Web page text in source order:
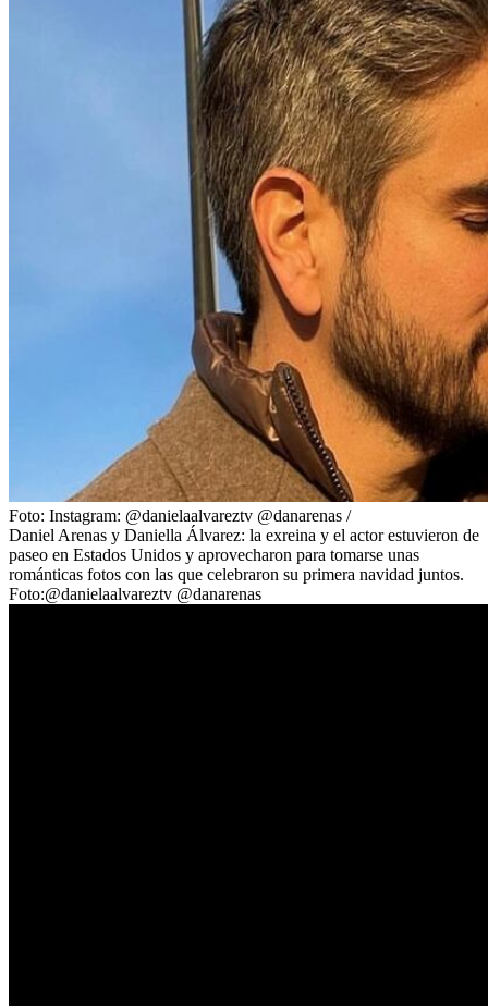
Foto: Instagram: @danielaalvareztv @danarenas /
Daniel Arenas y Daniella Álvarez: la exreina y el actor estuvieron de
paseo en Estados Unidos y aprovecharon para tomarse unas
románticas fotos con las que celebraron su primera navidad juntos.
Foto:@danielaalvareztv @danarenas